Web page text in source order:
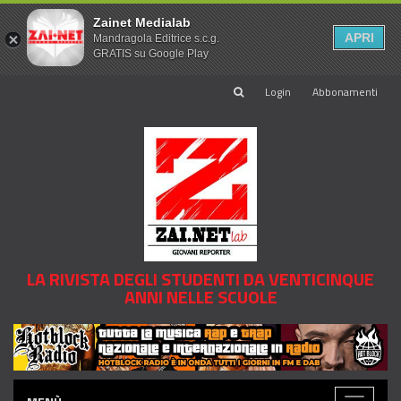
Login Abbonamenti
LA RIVISTA DEGLI STUDENTI DA VENTICINQUE
ANNI NELLE SCUOLE
Zainet Medialab
Mandragola Editrice s.c.g.
GRATIS su Google Play
APRI